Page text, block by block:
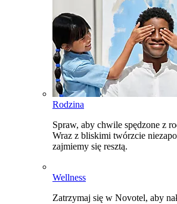
Rodzina
Spraw, aby chwile spędzone z
Wraz z bliskimi twórzcie
zajmiemy się resztą.
Wellness
Zatrzymaj się w Novotel, aby